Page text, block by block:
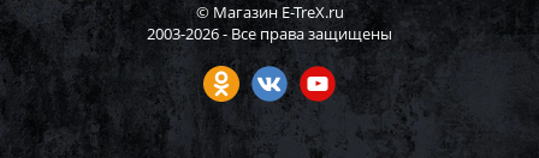
© Магазин E-TreX.ru
2003-2026 - Все права защищены